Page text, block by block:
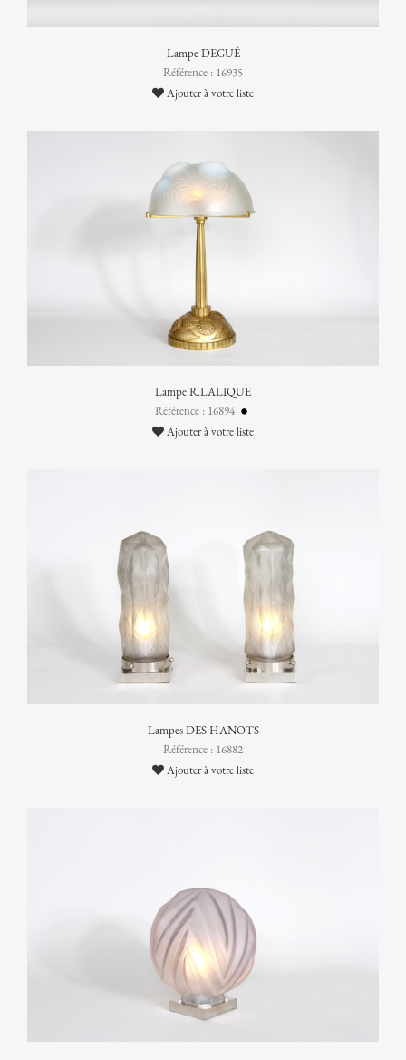
Lampe DEGUÉ
Référence : 16935
Ajouter à votre liste
Lampe R.LALIQUE
Référence : 16894
Ajouter à votre liste
Lampes DES HANOTS
Référence : 16882
Ajouter à votre liste